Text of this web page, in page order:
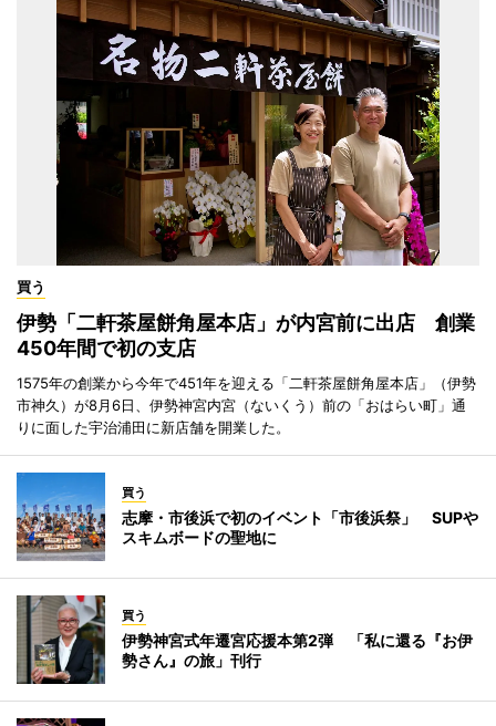
買う
伊勢「二軒茶屋餅角屋本店」が内宮前に出店 創業
450年間で初の支店
1575年の創業から今年で451年を迎える「二軒茶屋餅角屋本店」（伊勢
市神久）が8月6日、伊勢神宮内宮（ないくう）前の「おはらい町」通
りに面した宇治浦田に新店舗を開業した。
買う
志摩・市後浜で初のイベント「市後浜祭」 SUPや
スキムボードの聖地に
買う
伊勢神宮式年遷宮応援本第2弾 「私に還る『お伊
勢さん』の旅」刊行